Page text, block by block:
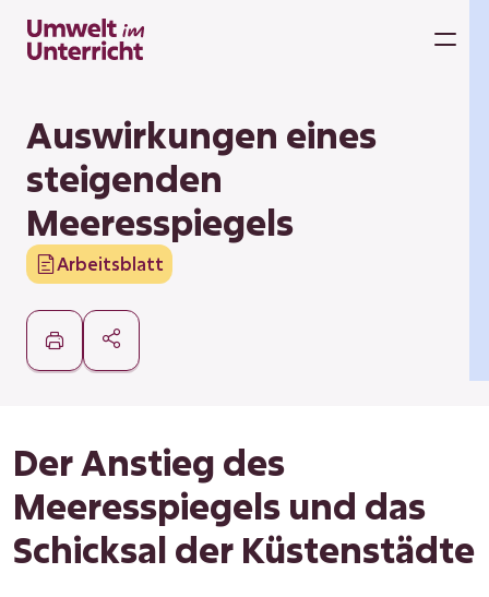
Inhalt
springen
Auswirkungen eines
steigenden
Meeresspiegels
Arbeitsblatt
Der Anstieg des
Meeresspiegels und das
Schicksal der Küstenstädte